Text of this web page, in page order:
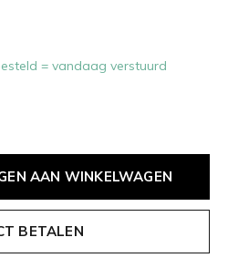
= vandaag verstuurd
AAN WINKELWAGEN
BETALEN